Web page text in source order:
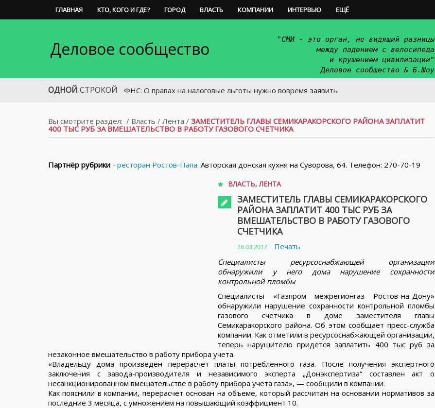
ГЛАВНАЯ КТО, КОГО И ГДЕ? ГОРОД ВЛАСТЬ КОМПАНИИ ИНТЕРВЬЮ ЕЩЁ
Деловое сообщество
"СМИ - это орган, не видящий разницы
между падением с велосипеда
и крушением цивилизации"
Деловое сообщество & Б.Шоу
ОДНОЙ СТРОКОЙ
ФНС: О правах на налоговые льготы нужно вовремя заявить
Вы смотрите раздел: / Власть / Лента / ЗАМЕСТИТЕЛЬ ГЛАВЫ СЕМИКАРАКОРСКОГО РАЙОНА ЗАПЛАТИТ
400 ТЫС РУБ ЗА ВМЕШАТЕЛЬСТВО В РАБОТУ ГАЗОВОГО СЧЕТЧИКА
Партнёр рубрики - ресторан Ростов-Папа. Авторская донская кухня на Суворова, 64. Телефон: 270-70-19
ВЛАСТЬ,ЛЕНТА
ЗАМЕСТИТЕЛЬ ГЛАВЫ СЕМИКАРАКОРСКОГО
РАЙОНА ЗАПЛАТИТ 400 ТЫС РУБ ЗА
ВМЕШАТЕЛЬСТВО В РАБОТУ ГАЗОВОГО
СЧЕТЧИКА
16.03.2017
Печать
Специалисты ресурсоснабжающей организации
обнаружили у него дома нарушение сохранности
контрольной пломбы
Специалисты «Газпром межрегионгаз Ростов-на-Дону»
обнаружили нарушение сохранности контрольной пломбы
газового счетчика в доме заместителя главы
Семикаракорского района. Об этом сообщает пресс-служба
компании. Как отметили в ресурсоснабжающей организации,
теперь нарушителю придется заплатить 400 тыс руб за
незаконное вмешательство в работу прибора учета.
«Владельцу дома произведен перерасчет платы потребленного газа. После получения экспертного
заключения с завода-производителя и независимого эксперта „Донэкспертиза“ составлен акт о
несанкционированном вмешательстве в работу прибора учета газа», — сообщили в компании.
Как пояснили в компании, перерасчет основан на объеме, который рассчитан на основании нормативов за
последние 3 месяца, с умножением на повышающий коэффициент 10.